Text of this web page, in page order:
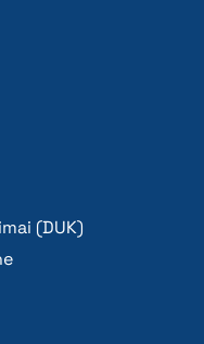
(DUK)